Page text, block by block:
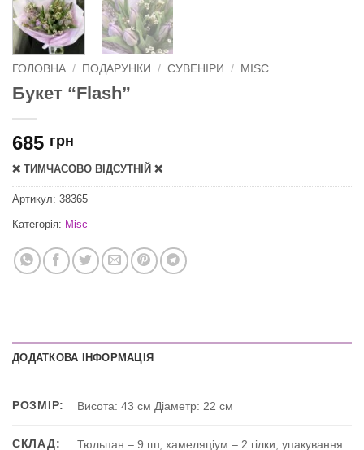
ГОЛОВНА / ПОДАРУНКИ / СУВЕНІРИ / MISC
Букет “Flash”
685 грн
❌ ТИМЧАСОВО ВІДСУТНІЙ ❌
Артикул: 38365
Категорія: Misc
ДОДАТКОВА ІНФОРМАЦІЯ
РОЗМІР: Висота: 43 см Діаметр: 22 см
СКЛАД: Тюльпан – 9 шт, хамеляціум – 2 гілки, упакування